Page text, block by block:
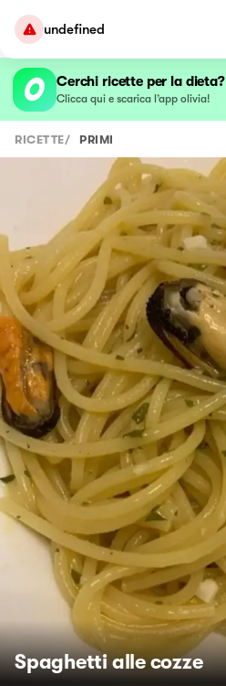
undefined
Cerchi ricette per la dieta?
Clicca qui e scarica l’app olivia!
RICETTE/ PRIMI
Spaghetti alle cozze